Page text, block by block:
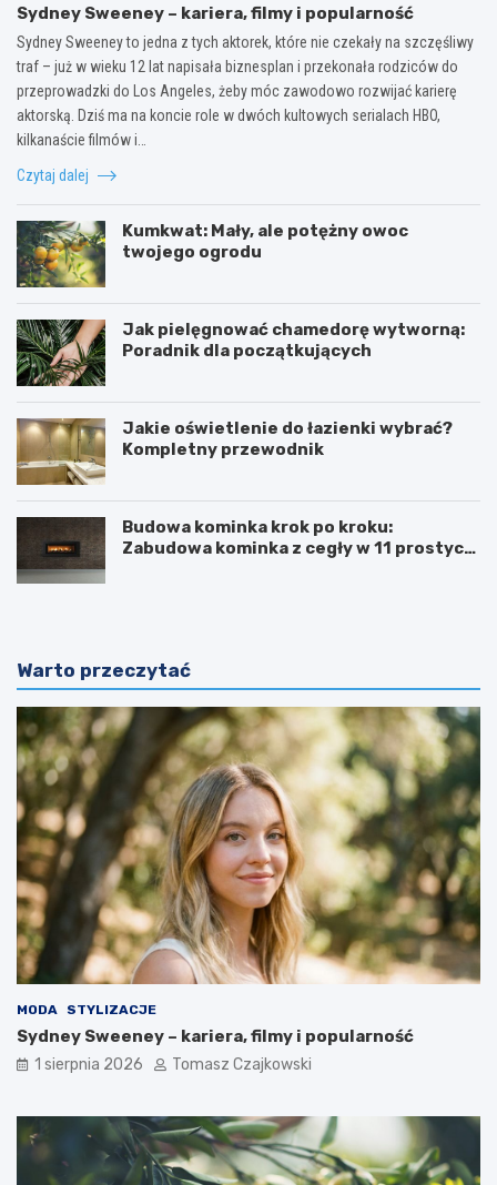
Sydney Sweeney – kariera, filmy i popularność
Sydney Sweeney to jedna z tych aktorek, które nie czekały na szczęśliwy
traf – już w wieku 12 lat napisała biznesplan i przekonała rodziców do
przeprowadzki do Los Angeles, żeby móc zawodowo rozwijać karierę
aktorską. Dziś ma na koncie role w dwóch kultowych serialach HBO,
kilkanaście filmów i…
Czytaj dalej
Kumkwat: Mały, ale potężny owoc
twojego ogrodu
Jak pielęgnować chamedorę wytworną:
Poradnik dla początkujących
Jakie oświetlenie do łazienki wybrać?
Kompletny przewodnik
Budowa kominka krok po kroku:
Zabudowa kominka z cegły w 11 prostych
Warto przeczytać
MODA STYLIZACJE
Sydney Sweeney – kariera, filmy i popularność
1 sierpnia 2026 Tomasz Czajkowski